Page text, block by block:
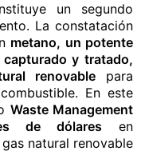
un segundo
La constatación
metano, un potente
y tratado,
renovable para
En este
Waste Management
de dólares en
natural renovable